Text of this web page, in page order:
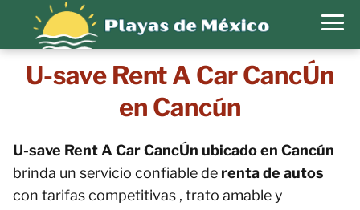
U-save Rent A Car CancÚn
en Cancún
U-save Rent A Car CancÚn ubicado en Cancún
brinda un servicio confiable de renta de autos
con tarifas competitivas , trato amable y